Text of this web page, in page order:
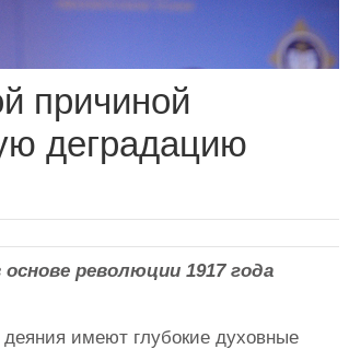
причиной
деградацию
революции 1917 года
имеют глубокие духовные